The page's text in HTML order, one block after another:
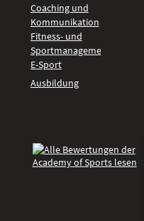
Coaching und
Kommunikation
Fitness- und
Sportmanagement
E-Sport
Ausbildung